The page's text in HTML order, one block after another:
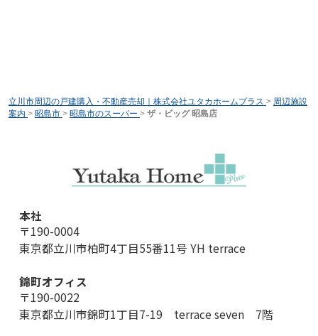
立川市周辺の戸建購入・不動産売却｜株式会社ユタカホームプラス > 周辺施設
案内 > 昭島市 > 昭島市のスーパー > ザ・ビッグ 昭島店
本社
〒190-0004
東京都立川市柏町4丁目55番11号 YH terrace
錦町オフィス
〒190-0022
東京都立川市錦町1丁目7-19 terrace seven 7階